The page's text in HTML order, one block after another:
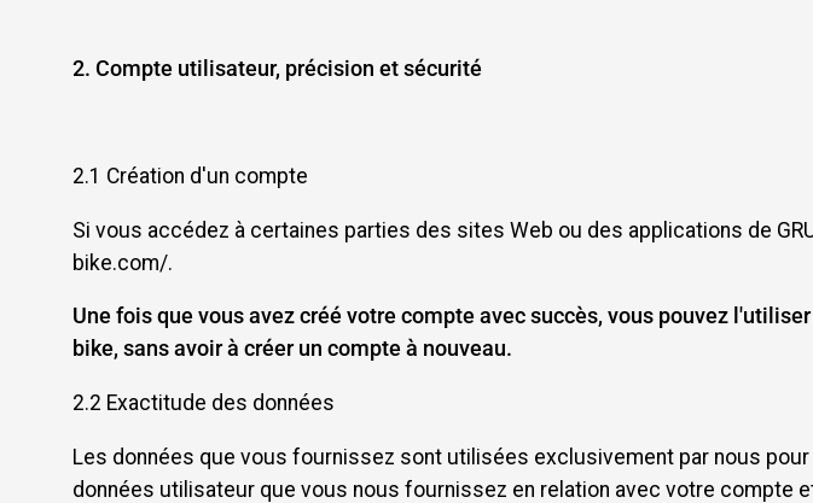
2. Compte utilisateur, précision et sécurité
2.1 Création d'un compte
Si vous accédez à certaines parties des sites Web ou des applications de
bike.com/.
Une fois que vous avez créé votre compte avec succès, vous pouvez
bike, sans avoir à créer un compte à nouveau.
2.2 Exactitude des données
Les données que vous fournissez sont utilisées exclusivement par nous
données utilisateur que vous nous fournissez en relation avec votre compte